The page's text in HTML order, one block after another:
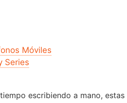
Móviles
Series
escribiendo a mano,